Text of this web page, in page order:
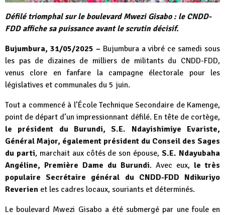
Défilé triomphal sur le boulevard Mwezi Gisabo : le CNDD-
FDD affiche sa puissance avant le scrutin décisif.
Bujumbura, 31/05/2025 – Bujumbura a vibré ce samedi sous
les pas de dizaines de milliers de militants du CNDD-FDD,
venus clore en fanfare la campagne électorale pour les
législatives et communales du 5 juin.
Tout a commencé à l’École Technique Secondaire de Kamenge,
point de départ d’un impressionnant défilé. En tête de cortège,
le président du Burundi, S.E. Ndayishimiye Evariste,
Général Major, également président du Conseil des Sages
du parti, marchait aux côtés de son épouse, S.E. Ndayubaha
Angéline, Première Dame du Burundi. Avec eux, le très
populaire Secrétaire général du CNDD-FDD Ndikuriyo
Reverien et les cadres locaux, souriants et déterminés.
Le boulevard Mwezi Gisabo a été submergé par une foule en